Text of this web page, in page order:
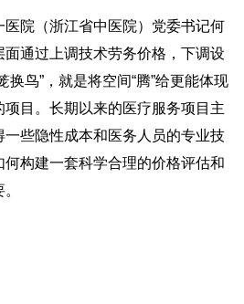
院（浙江省中医院）党委书记何
通过上调技术劳务价格，下调设
换鸟”，就是将空间“腾”给更能体现
项目。长期以来的医疗服务项目主
些隐性成本和医务人员的专业技
构建一套科学合理的价格评估和